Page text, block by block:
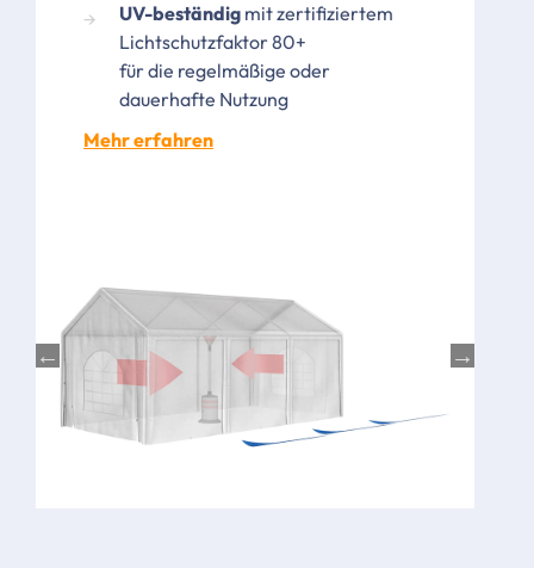
UV-beständig mit zertifiziertem
Lichtschutzfaktor 80+
für die regelmäßige oder
dauerhafte Nutzung
Mehr erfahren